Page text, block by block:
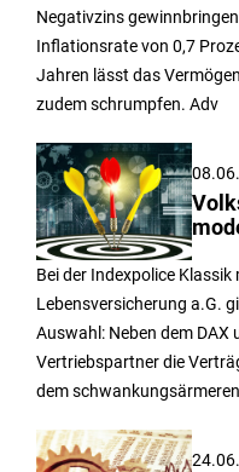
Negativzins
Inflationsrate von 0,7
Jahren lässt das
zudem schrumpfen. Adv
Bei der Indexpolice Klassik
Lebensversicherung a.G.
Auswahl: Neben dem DAX
Vertriebspartner die
dem